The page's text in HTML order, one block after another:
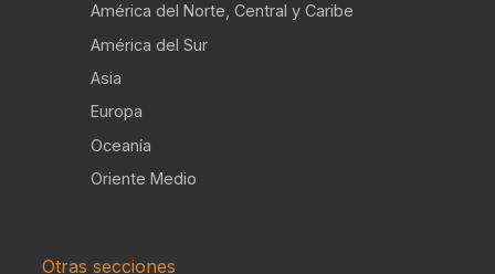
América del Norte, Central y Caribe
América del Sur
Asia
Europa
Oceanía
Oriente Medio
Otras secciones